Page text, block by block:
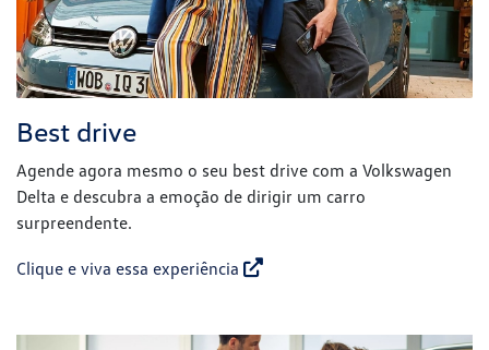
Best drive
Agende agora mesmo o seu best drive com a Volkswagen
Delta e descubra a emoção de dirigir um carro
surpreendente.
Clique e viva essa experiência